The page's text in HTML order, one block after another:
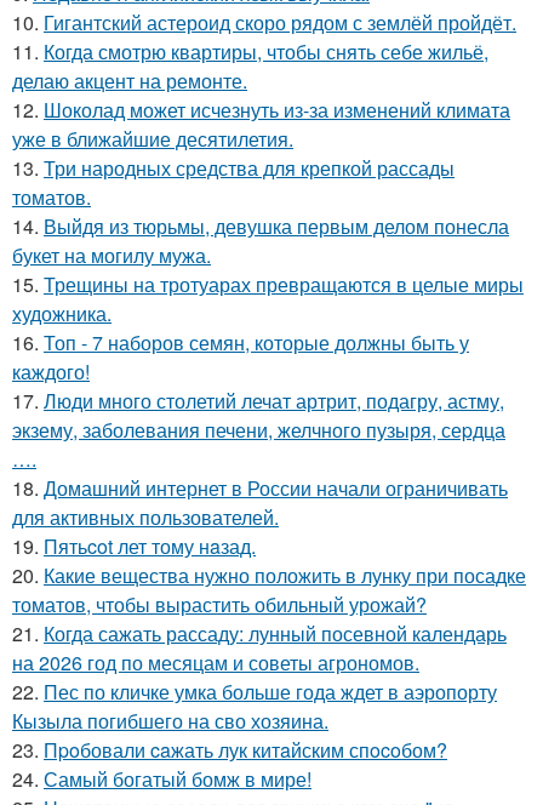
10. Гигантский астероид скоро рядом с землёй пройдёт.
11. Когда смотрю квартиры, чтобы снять себе жильё,
делаю акцент на ремонте.
12. Шоколад может исчезнуть из-за изменений климата
уже в ближайшие десятилетия.
13. Три народных средства для крепкой рассады
томатов.
14. Выйдя из тюрьмы, девушка первым делом понесла
букет на могилу мужа.
15. Трещины на тротуарах превращаются в целые миры
художника.
16. Топ - 7 наборов семян, которые должны быть у
каждого!
17. Люди много столетий лечат артрит, подагру, астму,
экзему, заболевания печени, желчного пузыря, сеpдца
….
18. Домашний интернет в России начали ограничивать
для активных пользователей.
19. Пятьcot лет тому нaзад.
20. Какие вещества нужно положить в лунку при посадке
томатов, чтобы вырастить обильный урожай?
21. Когда сажать рассаду: лунный посевной календарь
на 2026 год по месяцам и советы агрономов.
22. Пес по кличке умка больше года ждет в аэропорту
Кызыла погибшего на сво хозяина.
23. Пpoбовали caжать лук китaйским спocoбом?
24. Самый богатый бомж в мире!